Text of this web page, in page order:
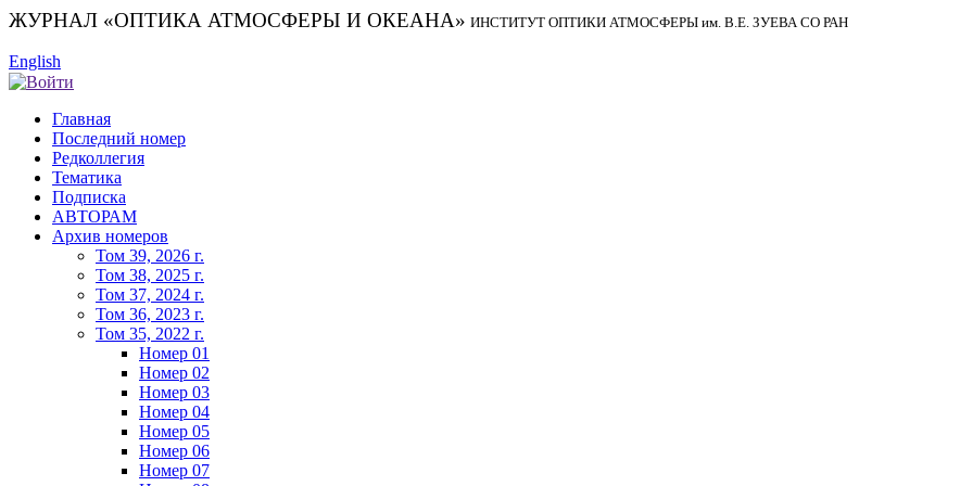
ЖУРНАЛ «ОПТИКА АТМОСФЕРЫ И ОКЕАНА» ИНСТИТУТ ОПТИКИ АТМОСФЕРЫ им. В.Е. ЗУЕВА СО РАН
English
Главная
Последний номер
Редколлегия
Тематика
Подписка
АВТОРАМ
Архив номеров
Том 39, 2026 г.
Том 38, 2025 г.
Том 37, 2024 г.
Том 36, 2023 г.
Том 35, 2022 г.
Номер 01
Номер 02
Номер 03
Номер 04
Номер 05
Номер 06
Номер 07